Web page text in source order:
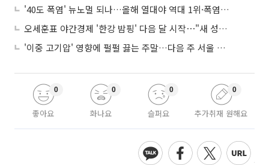
'40도 폭염' 뉴노멀 되나…올해 열대야 역대 1위·폭염일수 평년 3배 넘어
오세훈표 야간경제 '한강 밤핑' 다음 달 시작⋯"새 성장동력 만들 것"
'이중 고기압' 영향에 펄펄 끓는 주말…다음 주 서울 포함 서쪽이 더 덥다
좋아요
0
화나요
0
슬퍼요
0
추가취재 원해요
0